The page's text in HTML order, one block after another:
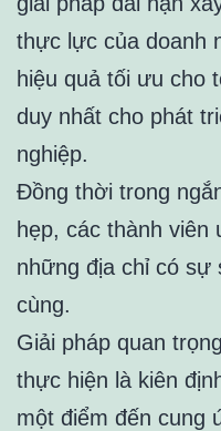
thực lực của doanh
hiệu quả tối ưu cho
duy nhất cho phát
nghiệp.
Đồng thời trong
hẹp, các thành viên
những địa chỉ có sự
cùng.
Giải pháp quan
thực hiện là kiên
một điểm đến cung